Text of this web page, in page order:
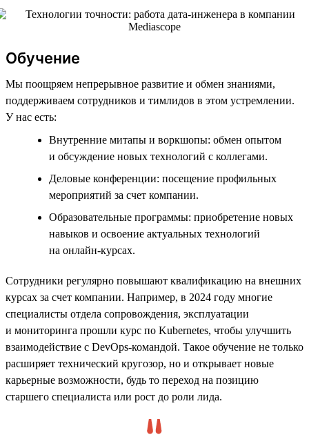
Обучение
Мы поощряем непрерывное развитие и обмен знаниями,
поддерживаем сотрудников и тимлидов в этом устремлении.
У нас есть:
Внутренние митапы и воркшопы: обмен опытом
и обсуждение новых технологий с коллегами.
Деловые конференции: посещение профильных
мероприятий за счет компании.
Образовательные программы: приобретение новых
навыков и освоение актуальных технологий
на онлайн-курсах.
Сотрудники регулярно повышают квалификацию на внешних
курсах за счет компании. Например, в 2024 году многие
специалисты отдела сопровождения, эксплуатации
и мониторинга прошли курс по Kubernetes, чтобы улучшить
взаимодействие с DevOps-командой. Такое обучение не только
расширяет технический кругозор, но и открывает новые
карьерные возможности, будь то переход на позицию
старшего специалиста или рост до роли лида.